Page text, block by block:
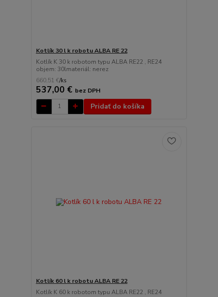
Kotlík 30 l k robotu ALBA RE 22
Kotlík K 30 k robotom typu ALBA RE22 , RE24
objem: 30lmateriál: nerez
660,51 €/ks
537,00 € bez DPH
Pridať do košíka
Kotlík 60 l k robotu ALBA RE 22
Kotlík K 60 k robotom typu ALBA RE22 , RE24